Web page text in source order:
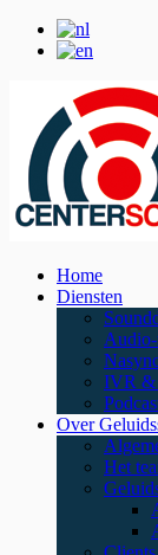
Home
Diensten
IVR &
Over
Het